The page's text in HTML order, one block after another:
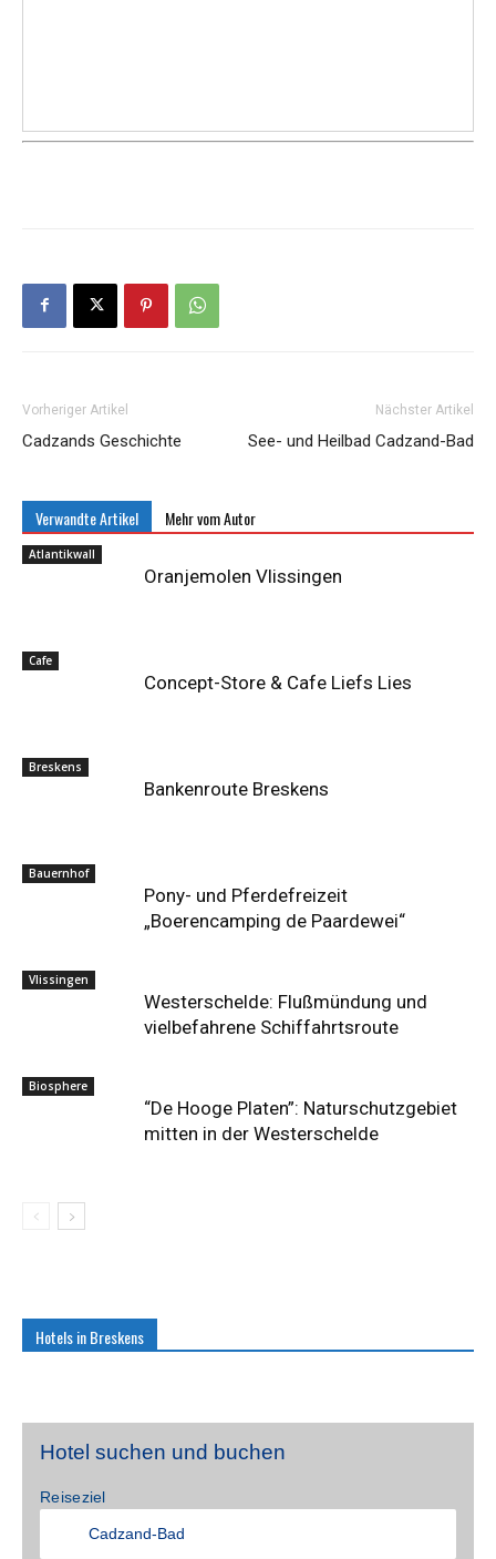
Vorheriger Artikel
Cadzands Geschichte
Nächster Artikel
See- und Heilbad Cadzand-Bad
Verwandte Artikel Mehr vom Autor
Atlantikwall
Oranjemolen Vlissingen
Cafe
Concept-Store & Cafe Liefs Lies
Breskens
Bankenroute Breskens
Bauernhof
Pony- und Pferdefreizeit
„Boerencamping de Paardewei“
Vlissingen
Westerschelde: Flußmündung und
vielbefahrene Schiffahrtsroute
Biosphere
“De Hooge Platen”: Naturschutzgebiet
mitten in der Westerschelde
Hotels in Breskens
Hotel suchen und buchen
Reiseziel